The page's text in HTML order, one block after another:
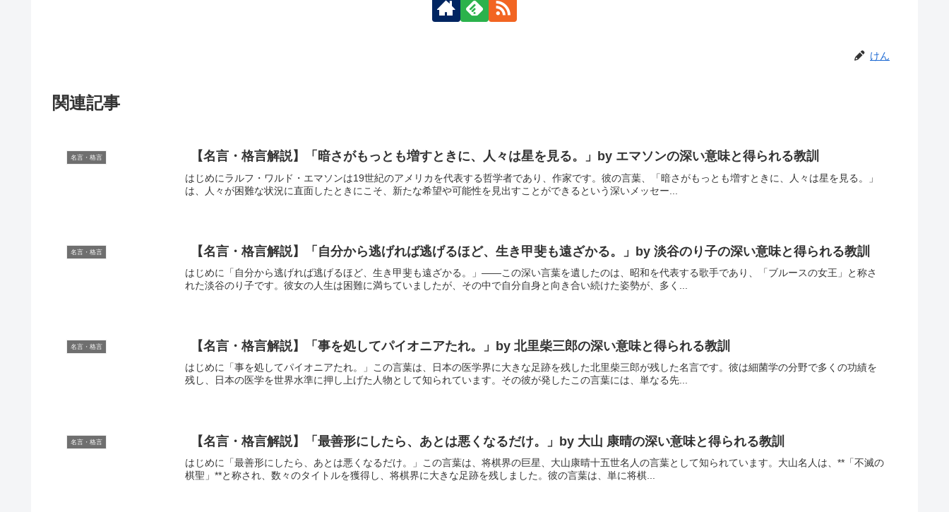
けん
関連記事
名言・格言 【名言・格言解説】「暗さがもっとも増すときに、人々は星を見る。」by エマソンの深い意味と得られる教訓
はじめにラルフ・ワルド・エマソンは19世紀のアメリカを代表する哲学者であり、作家です。彼の言葉、「暗さがもっとも増すときに、人々は星を見る。」
は、人々が困難な状況に直面したときにこそ、新たな希望や可能性を見出すことができるという深いメッセー...
名言・格言 【名言・格言解説】「自分から逃げれば逃げるほど、生き甲斐も遠ざかる。」by 淡谷のり子の深い意味と得られる教訓
はじめに「自分から逃げれば逃げるほど、生き甲斐も遠ざかる。」――この深い言葉を遺したのは、昭和を代表する歌手であり、「ブルースの女王」と称さ
れた淡谷のり子です。彼女の人生は困難に満ちていましたが、その中で自分自身と向き合い続けた姿勢が、多く...
名言・格言 【名言・格言解説】「事を処してパイオニアたれ。」by 北里柴三郎の深い意味と得られる教訓
はじめに「事を処してパイオニアたれ。」この言葉は、日本の医学界に大きな足跡を残した北里柴三郎が残した名言です。彼は細菌学の分野で多くの功績を
残し、日本の医学を世界水準に押し上げた人物として知られています。その彼が発したこの言葉には、単なる先...
名言・格言 【名言・格言解説】「最善形にしたら、あとは悪くなるだけ。」by 大山 康晴の深い意味と得られる教訓
はじめに「最善形にしたら、あとは悪くなるだけ。」この言葉は、将棋界の巨星、大山康晴十五世名人の言葉として知られています。大山名人は、**「不滅の
棋聖」**と称され、数々のタイトルを獲得し、将棋界に大きな足跡を残しました。彼の言葉は、単に将棋...